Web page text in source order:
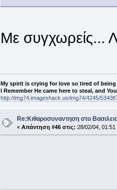
Με συγχωρείς...
My spirit is crying for love so tired of being
I Remember He came here to steal, and
http://img74.imageshack.us/img74/4245/
Re:Κιθαροσυναντηση στο
« Απάντηση #46 στις: 28/02/04, 01:51